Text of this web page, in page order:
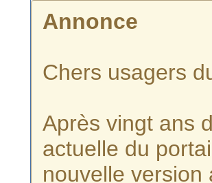
Annonce
Chers usagers
Après vingt ans
actuelle du
nouvelle version